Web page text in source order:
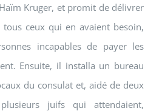
Kruger, et promit de délivrer
ceux qui en avaient besoin,
incapables de payer les
Ensuite, il installa un bureau
du consulat et, aidé de deux
juifs qui attendaient,